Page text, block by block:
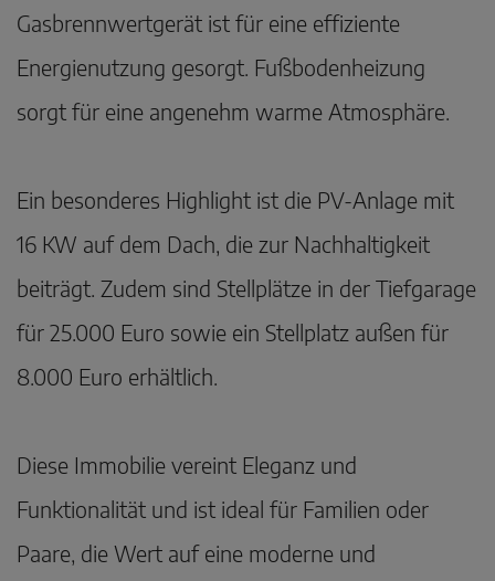
Gasbrennwertgerät ist für eine effiziente
Energienutzung gesorgt. Fußbodenheizung
sorgt für eine angenehm warme Atmosphäre.
Ein besonderes Highlight ist die PV-Anlage mit
16 KW auf dem Dach, die zur Nachhaltigkeit
beiträgt. Zudem sind Stellplätze in der Tiefgarage
für 25.000 Euro sowie ein Stellplatz außen für
8.000 Euro erhältlich.
Diese Immobilie vereint Eleganz und
Funktionalität und ist ideal für Familien oder
Paare, die Wert auf eine moderne und